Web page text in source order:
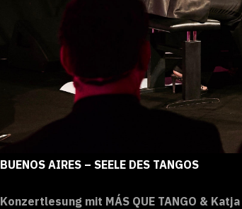
BUENOS AIRES – SEELE DES TANGOS
Konzertlesung mit MÁS QUE TANGO &